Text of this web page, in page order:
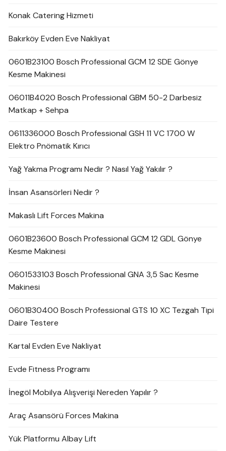
Konak Catering Hizmeti
Bakırköy Evden Eve Nakliyat
0601B23100 Bosch Professional GCM 12 SDE Gönye
Kesme Makinesi
06011B4020 Bosch Professional GBM 50-2 Darbesiz
Matkap + Sehpa
0611336000 Bosch Professional GSH 11 VC 1700 W
Elektro Pnömatik Kırıcı
Yağ Yakma Programı Nedir ? Nasıl Yağ Yakılır ?
İnsan Asansörleri Nedir ?
Makaslı Lift Forces Makina
0601B23600 Bosch Professional GCM 12 GDL Gönye
Kesme Makinesi
0601533103 Bosch Professional GNA 3,5 Sac Kesme
Makinesi
0601B30400 Bosch Professional GTS 10 XC Tezgah Tipi
Daire Testere
Kartal Evden Eve Nakliyat
Evde Fitness Programı
İnegöl Mobilya Alışverişi Nereden Yapılır ?
Araç Asansörü Forces Makina
Yük Platformu Albay Lift